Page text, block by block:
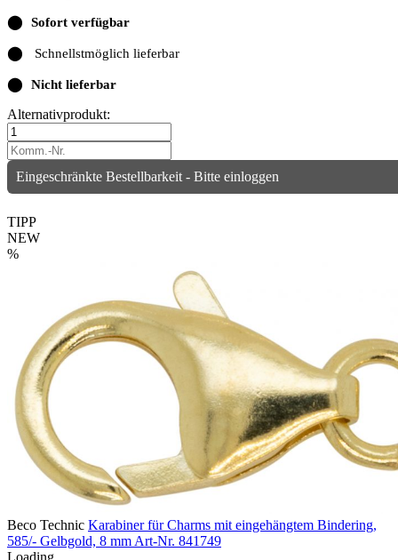
⬤ Sofort verfügbar
⬤ Schnellstmöglich lieferbar
⬤ Nicht lieferbar
Alternativprodukt:
Eingeschränkte Bestellbarkeit - Bitte einloggen
TIPP
NEW
%
Beco Technic Karabiner für Charms mit eingehängtem Bindering,
585/- Gelbgold, 8 mm Art-Nr. 841749
Loading...